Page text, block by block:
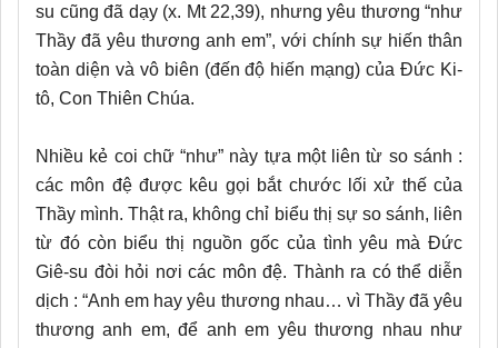
su cũng đã dạy (x. Mt 22,39), nhưng yêu thương “như
Thầy đã yêu thương anh em”, với chính sự hiến thân
toàn diện và vô biên (đến độ hiến mạng) của Đức Ki-
tô, Con Thiên Chúa.
Nhiều kẻ coi chữ “như” này tựa một liên từ so sánh :
các môn đệ được kêu gọi bắt chước lối xử thế của
Thầy mình. Thật ra, không chỉ biểu thị sự so sánh, liên
từ đó còn biểu thị nguồn gốc của tình yêu mà Đức
Giê-su đòi hỏi nơi các môn đệ. Thành ra có thể diễn
dịch : “Anh em hay yêu thương nhau… vì Thầy đã yêu
thương anh em, để anh em yêu thương nhau như